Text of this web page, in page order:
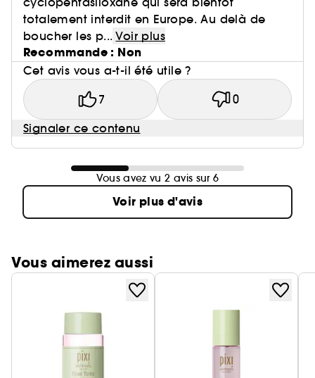
totalement interdit en Europe. Au delà de
boucher les p... Voir plus
Recommande : Non
Cet avis vous a-t-il été utile ?
7 0
Signaler ce contenu
Vous avez vu 2 avis sur 6
Voir plus d'avis
Vous aimerez aussi